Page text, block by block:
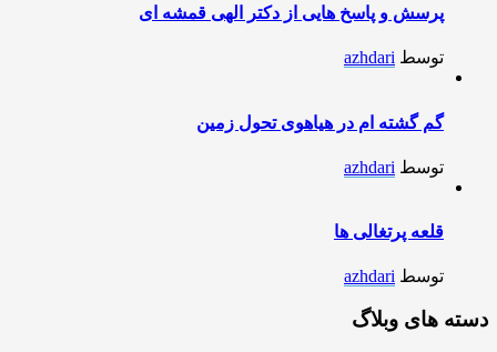
پرسش و پاسخ هایی از دکتر الهی قمشه ای
توسط azhdari
گم گشته ام در هیاهوی تحول زمین
توسط azhdari
قلعه پرتغالی ها
توسط azhdari
دسته های وبلاگ